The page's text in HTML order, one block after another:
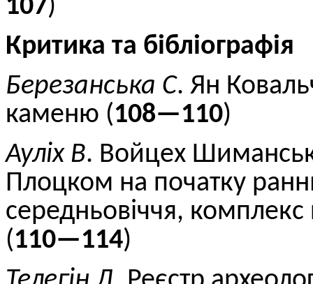
107)
Критика та бібліографія
Березанська С. Ян
каменю (108—110)
Ауліх В. Войцех
Плоцком на початку
середньовіччя,
(110—114)